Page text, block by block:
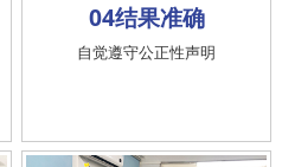
04结果准确
自觉遵守公正性声明